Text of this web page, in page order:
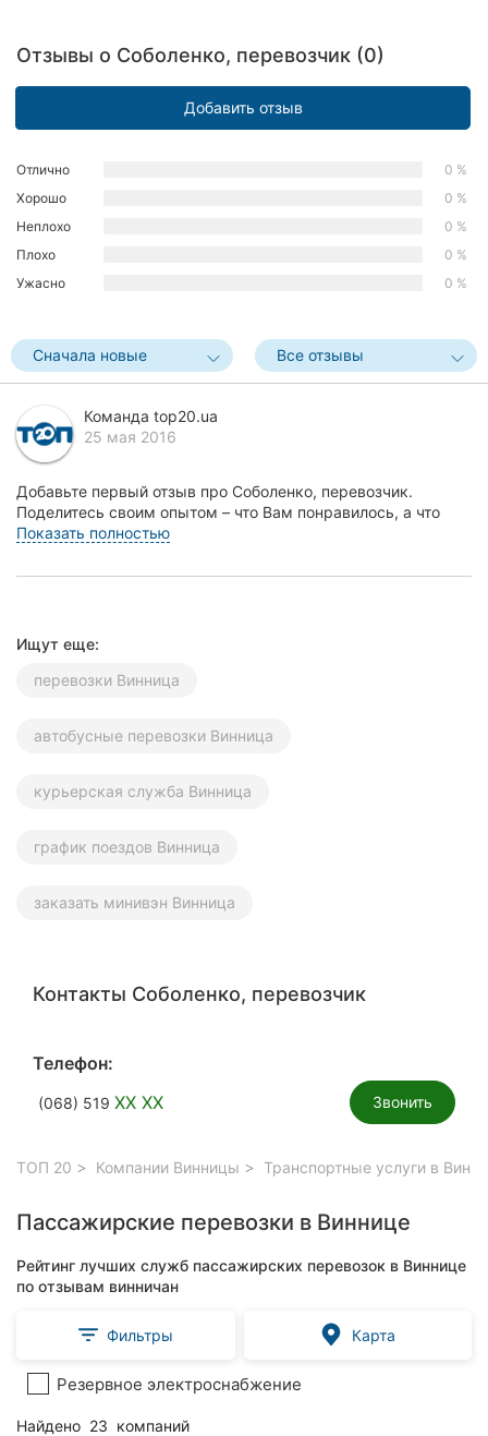
Рог
Полтава
Черкассы
Черновцы
Сумы
Ивано-
Франковск
Луцк
Ужгород
Отзывы о Соболенко, перевозчик (0)
Добавить отзыв
Отлично
0 %
Хорошо
0 %
Неплохо
0 %
Плохо
0 %
Ужасно
0 %
Сначала новые Все отзывы
Команда top20.ua
25 мая 2016
Добавьте первый отзыв про Соболенко, перевозчик.
Поделитесь своим опытом – что Вам понравилось, а что
нет! Это поможет другим жителям Винницы сделать...
Показать полностью
Ищут еще:
перевозки Винница
автобусные перевозки Винница
курьерская служба Винница
график поездов Винница
заказать минивэн Винница
Контакты Соболенко, перевозчик
Телефон:
(068) 519 XX XX Звонить
ТОП 20 Компании Винницы Транспортные услуги в
Пассажирские перевозки в Виннице
Рейтинг лучших служб пассажирских перевозок в Виннице
по отзывам винничан
Фильтры Карта
Резервное электроснабжение
Найдено 23 компаний